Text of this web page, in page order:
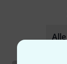
Alle